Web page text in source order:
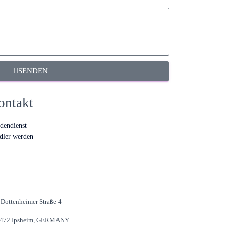
SENDEN
werden
Dottenheimer Straße 4
Ipsheim, GERMANY